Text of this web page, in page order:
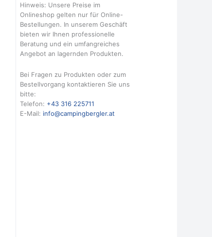
Hinweis: Unsere Preise im
Onlineshop gelten nur für Online-
Bestellungen. In unserem Geschäft
bieten wir Ihnen professionelle
Beratung und ein umfangreiches
Angebot an lagernden Produkten.
Bei Fragen zu Produkten oder zum
Bestellvorgang kontaktieren Sie uns
bitte:
Telefon: +43 316 225711
E-Mail: info@campingbergler.at